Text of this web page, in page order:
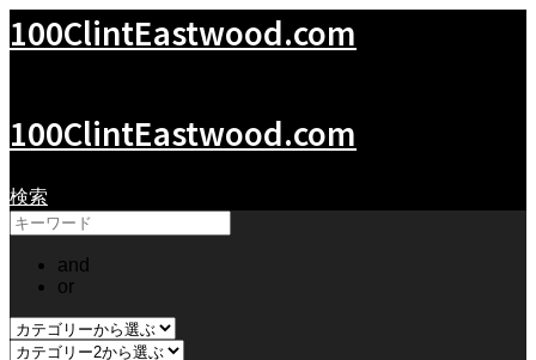
100ClintEastwood.com
100ClintEastwood.com
検索
and
or